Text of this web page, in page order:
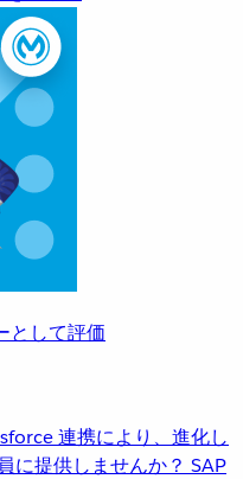
として評価
連携により、進化し
に提供しませんか？ SAP